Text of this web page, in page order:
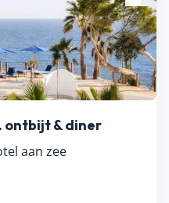
ontbijt & diner
aan zee